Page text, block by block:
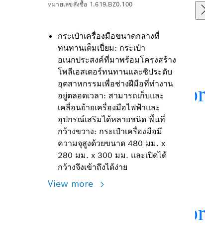
หมายเลขสั่งซื้อ 1.619.BZ0.100
กระเป๋าเครื่องมือขนาดกลางที่
ทนทานเต็มเปี่ยม: กระเป๋า
อเนกประสงค์ที่มาพร้อมโครงสร้าง
โพลีเอสเตอร์ทนทานและซิประดับ
อุตสาหกรรมเพื่อช่างฝีมือที่ทำงาน
อยู่ตลอดเวลา: สามารถเก็บและ
เคลื่อนย้ายเครื่องมือไฟฟ้าและ
อุปกรณ์เสริมได้หลายชนิด พื้นที่
กว้างขวาง: กระเป๋าเครื่องมือมี
ความจุสูงด้วยขนาด 480 มม. x
280 มม. x 300 มม. และเปิดได้
กว้างจึงเข้าถึงได้ง่าย
View more